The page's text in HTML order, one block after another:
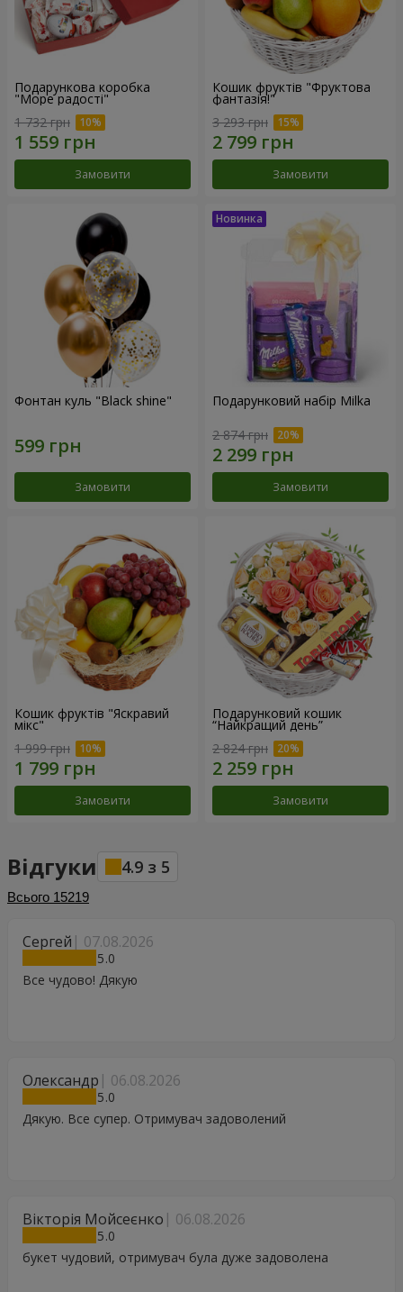
Подарункова коробка
"Море радості"
1 732 грн
Замовити
Кошик фруктів "Фруктова
фантазія!"
3 293 грн
Замовити
Фонтан куль "Black shine"
Замовити
Подарунковий набір Milka
2 874 грн
Замовити
Кошик фруктів "Яскравий
мікс"
1 999 грн
Замовити
Подарунковий кошик
“Найкращий день”
2 824 грн
Замовити
Відгуки 4.9 з 5
Всього 15219
Сергей 07.08.2026
5
Все чудово! Дякую
Олександр 06.08.2026
5
Дякую. Все супер. Отримувач задоволений
Вікторія Мойсеєнко 06.08.2026
5
букет чудовий, отримувач була дуже задоволена